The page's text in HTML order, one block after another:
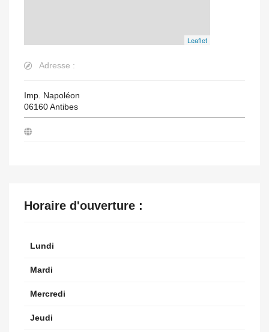
Leaflet
Adresse :
Imp. Napoléon
06160Antibes
Horaire d'ouverture :
Lundi
Mardi
Mercredi
Jeudi